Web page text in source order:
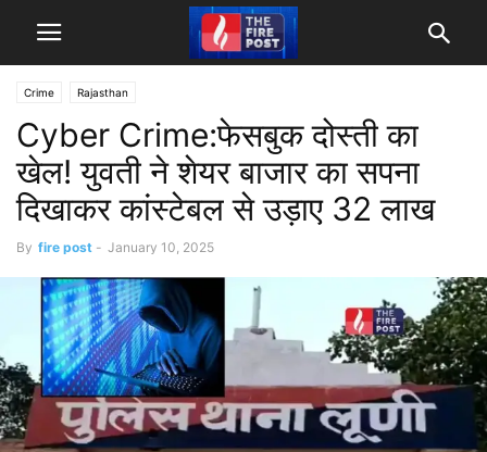
Crime Rajasthan
Cyber Crime:फेसबुक दोस्ती का
खेल! युवती ने शेयर बाजार का सपना
दिखाकर कांस्टेबल से उड़ाए 32 लाख
By fire post - January 10, 2025